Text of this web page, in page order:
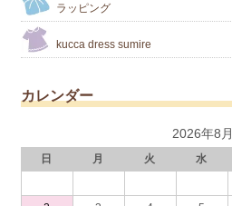
ラッピング
kucca dress sumire
カレンダー
2026年8月
日 月 火 水